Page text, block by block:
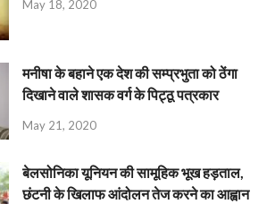
May 18, 2020
मनीषा के बहाने एक देश की सम्प्रभुता को ठेंगा
दिखाने वाले शासक वर्ग के पिट्ठू पत्रकार
May 21, 2020
बेलसोनिका यूनियन की सामूहिक भूख हड़ताल,
छंटनी के खिलाफ आंदोलन तेज करने का आह्वान